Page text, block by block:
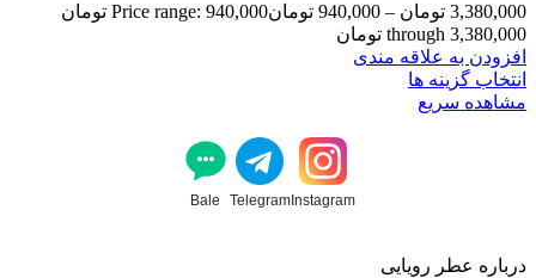
3,380,000 تومان –
940,000 تومان
Price range: 940,000 تومان
through 3,380,000 تومان
افزودن به علاقه مندی
انتخاب گزینه ها
مشاهده سریع
Instagram
Telegram
Bale
درباره عطر رویایی